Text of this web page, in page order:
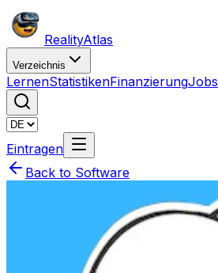
RealityAtlas
Verzeichnis
LernenStatistikenFinanzierungJobs
Eintragen
Back to Software